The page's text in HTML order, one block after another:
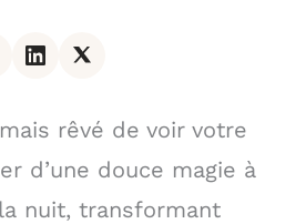
rêvé de voir votre
d’une douce magie à
nuit, transformant